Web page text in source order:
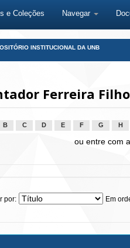
e Coleções Navegar
INSTITUCIONAL DA UNB
Ferreira
B C D E F G H
ou entre com
por: Em